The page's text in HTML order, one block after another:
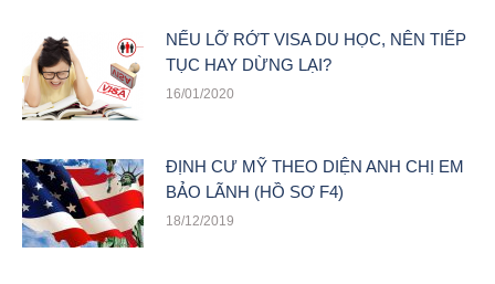
NẾU LỠ RỚT VISA DU HỌC, NÊN TIẾP
TỤC HAY DỪNG LẠI?
16/01/2020
ĐỊNH CƯ MỸ THEO DIỆN ANH CHỊ EM
BẢO LÃNH (HỒ SƠ F4)
18/12/2019